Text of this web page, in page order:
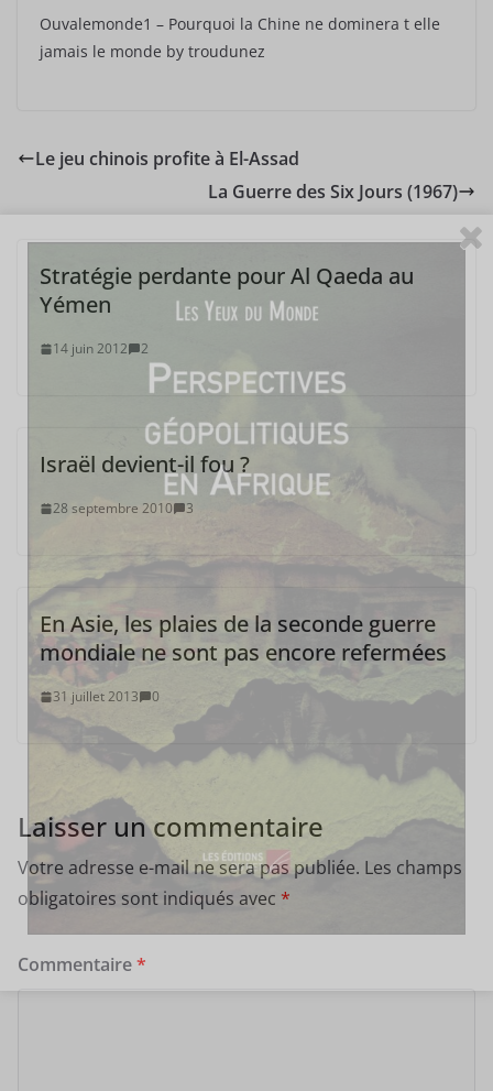
Ouvalemonde1 – Pourquoi la Chine ne dominera t elle
jamais le monde by troudunez
Le jeu chinois profite à El-Assad
La Guerre des Six Jours (1967)
Stratégie perdante pour Al Qaeda au
Yémen
14 juin 2012 2
Israël devient-il fou ?
28 septembre 2010 3
En Asie, les plaies de la seconde guerre
mondiale ne sont pas encore refermées
31 juillet 2013 0
Laisser un commentaire
Votre adresse e-mail ne sera pas publiée. Les champs
obligatoires sont indiqués avec *
Commentaire*